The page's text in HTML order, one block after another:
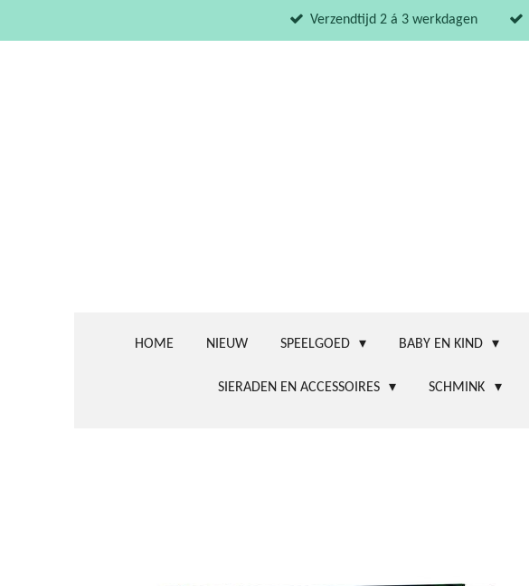
direct
Verzendtijd 2 á 3 werkdagen
HOME NIEUW SPEELGOED BABY EN KIND
SIERADEN EN ACCESSOIRES SCHMINK